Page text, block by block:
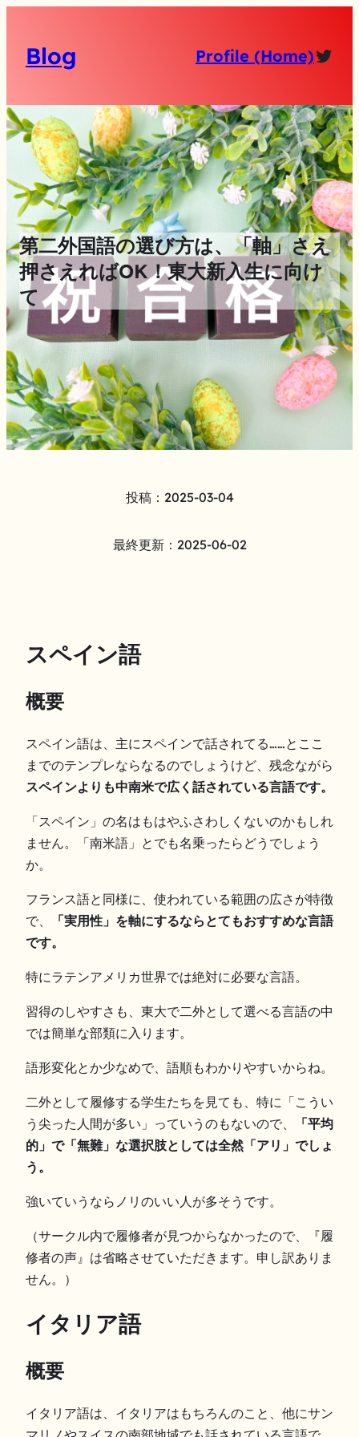
Blog Profile (Home)
第二外国語の選び方は、「軸」さえ
押さえればOK！東大新入生に向け
て
投稿： 2025-03-04
最終更新： 2025-06-02
スペイン語
概要
スペイン語は、主にスペインで話されてる……とここ
までのテンプレならなるのでしょうけど、残念ながら
スペインよりも中南米で広く話されている言語です。
「スペイン」の名はもはやふさわしくないのかもしれ
ません。「南米語」とでも名乗ったらどうでしょう
か。
フランス語と同様に、使われている範囲の広さが特徴
で、
「実用性」を軸にするならとてもおすすめな言語
です。
特にラテンアメリカ世界では絶対に必要な言語。
習得のしやすさも、東大で二外として選べる言語の中
では簡単な部類に入ります。
語形変化とか少なめで、語順もわかりやすいからね。
二外として履修する学生たちを見ても、特に「こうい
う尖った人間が多い」っていうのもないので、
「平均
的」で「無難」な選択肢としては全然「アリ」でしょ
う。
強いていうならノリのいい人が多そうです。
（サークル内で履修者が見つからなかったので、『履
修者の声』は省略させていただきます。申し訳ありま
せん。）
イタリア語
概要
イタリア語は、イタリアはもちろんのこと、他にサン